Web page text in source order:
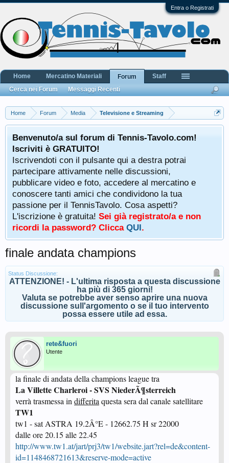
Entra o Registrati
Home Forum Media Televisione e Streaming
Benvenuto/a sul forum di Tennis-Tavolo.com!
Iscriviti è GRATUITO!
Iscrivendoti con il pulsante qui a destra potrai
partecipare attivamente nelle discussioni,
pubblicare video e foto, accedere al mercatino e
conoscere tanti amici che condividono la tua
passione per il TennisTavolo. Cosa aspetti?
L'iscrizione è gratuita! Sei già registrato/a e non
ricordi la password? Clicca QUI.
finale andata champions
Status Discussione:
ATTENZIONE! - L'ultima risposta a questa discussione
ha più di 365 giorni!
Valuta se potrebbe aver senso aprire una nuova
discussione sull'argomento o se il tuo intervento
possa essere utile ad essa.
rete&fuori
Utente
la finale di andata della champions league tra
La Villette Charleroi - SVS NiederÃ¶sterreich
verrà trasmessa in differita questa sera dal canale satellitare
TW1
tw1 - sat ASTRA 19.2Â°E - 12662.75 H sr 22000
dalle ore 20.15 alle 22.45
http://www.tw1.at/jart/prj3/tw1/website.jart?rel=de&content-
id=1148468721613&reserve-mode=active
Home Mercatino Materiali
Forum
Cerca nei Forum
Messaggi Recenti
Staff